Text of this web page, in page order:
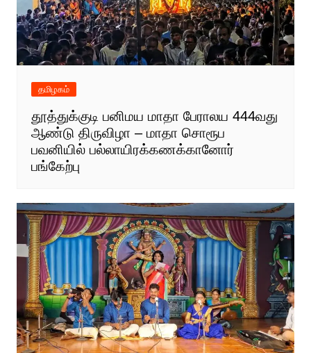
தமிழகம்
தூத்துக்குடி பனிமய மாதா பேராலய 444வது
ஆண்டு திருவிழா – மாதா சொரூப
பவனியில் பல்லாயிரக்கணக்கானோர்
பங்கேற்பு